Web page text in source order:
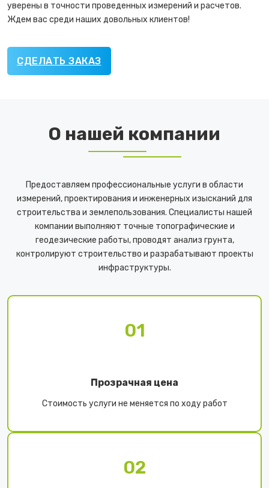
уверены в точности проведенных измерений и расчетов.
Ждем вас среди наших довольных клиентов!
СДЕЛАТЬ ЗАКАЗ
О нашей компании
Предоставляем профессиональные услуги в области
измерений, проектирования и инженерных изысканий для
строительства и землепользования. Специалисты нашей
компании выполняют точные топографические и
геодезические работы, проводят анализ грунта,
контролируют строительство и разрабатывают проекты
инфраструктуры.
01
Прозрачная цена
Стоимость услуги не меняется по ходу работ
02